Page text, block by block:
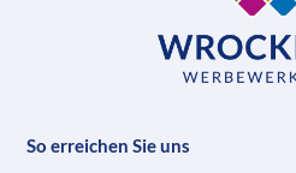
So erreichen Sie uns